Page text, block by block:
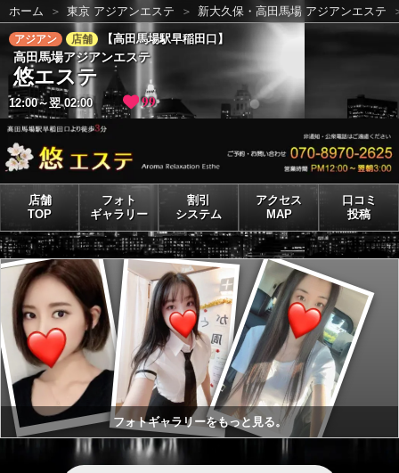
ホーム 東京 アジアンエステ 新大久保・高田馬場 アジアンエステ
アジアン 店舗 【高田馬場駅早稲田口】
高田馬場アジアンエステ
悠エステ
12:00～翌 02:00 99
店舗
TOP
フォト
ギャラリー
割引
システム
アクセス
MAP
口コミ
投稿
フォトギャラリーをもっと見る。